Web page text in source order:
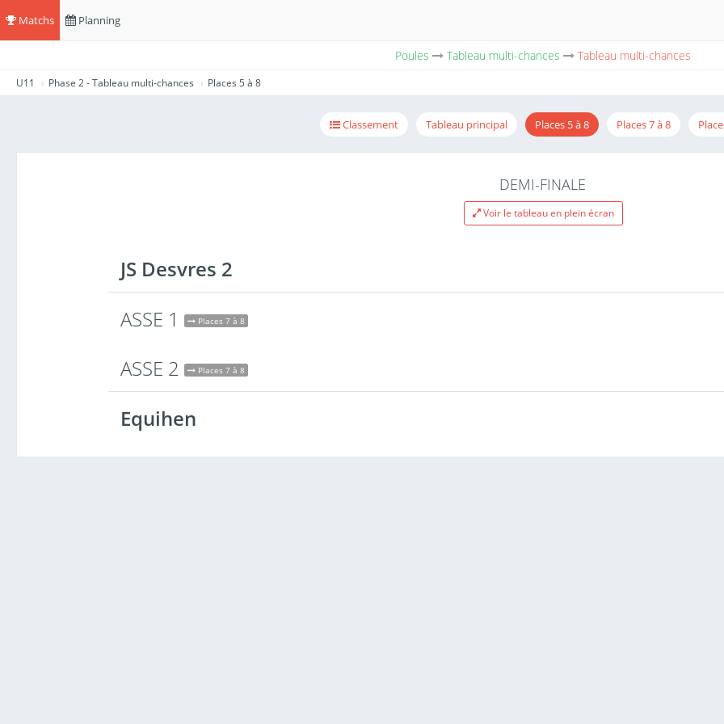
Matchs Planning
Poules Tableau multi-chances Tableau multi-chances
U11 Phase 2 - Tableau multi-chances Places 5 à 8
Classement Tableau principal Places 5 à 8 Places 7 à 8
DEMI-FINALE
Voir le tableau en plein écran
JS Desvres 2
ASSE 1
Places 7 à 8
ASSE 2 Places 7 à 8
Equihen